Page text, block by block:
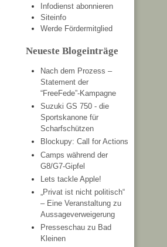
Infodienst abonnieren
Siteinfo
Werde Fördermitglied
Neueste Blogeinträge
Nach dem Prozess –
Statement der
“FreeFede”-Kampagne
Suzuki GS 750 - die
Sportskanone für
Scharfschützen
Blockupy: Call for Actions
Camps während der
G8/G7-Gipfel
Lets tackle Apple!
„Privat ist nicht politisch“
– Eine Veranstaltung zu
Aussageverweigerung
Presseschau zu Bad
Kleinen